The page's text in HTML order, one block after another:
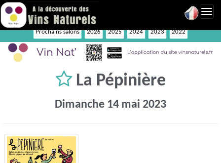
Prochains salons 2026 2025 2024 2023 2022
La Pépinière
Dimanche 14 mai 2023